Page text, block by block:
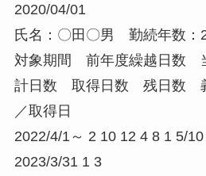
2020/04/01
氏名：〇田〇男 勤続年数：
対象期間 前年度繰越日数
計日数 取得日数 残日数
／取得日
2022/4/1～ 2 10 12 4 8 1 5/
2023/3/31 1 3